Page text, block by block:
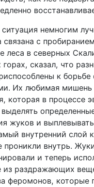
немногим
связана с
леса в северных
горах, сказал, что
к борьбе
Их любимая
которая в процессе
выделять
жуков и
внутренний слой
проникли внутрь.
и теперь
из раздражающих
феромонов, которые